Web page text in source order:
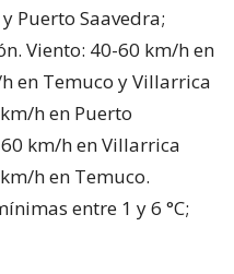
Puerto Saavedra;
Viento: 40-60 km/h en
en Temuco y Villarrica
h en Puerto
km/h en Villarrica
h en Temuco.
entre 1 y 6 °C;